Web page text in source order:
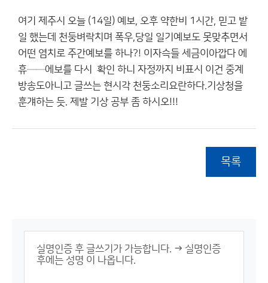
여기 제주시 오늘 (14일) 예보, 오후 약한비 1시간, 믿고 밭
일 했는데 천둥벼락치며 폭우,당일 일기예보도 못맞추면서
어떤 염치로 주간예보를 하나?! 이자슥들 세금이아깝다 에
휴──에보를 다시 확인 하니 자정까지 비표시 이건 중계
방송도아니고 글쓰는 현시각 천둥소리요란하다.기상청을
훈걔하는 듯. 제발 기상 공부 좀 하시오!!!
목록